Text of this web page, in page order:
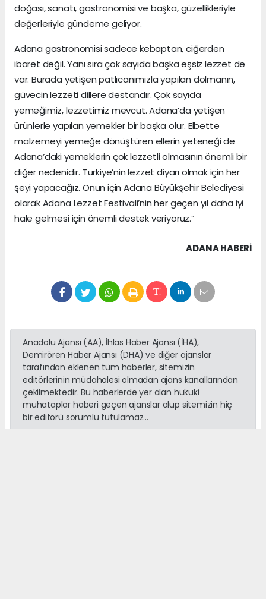
doğası, sanatı, gastronomisi ve başka, güzellikleriyle
değerleriyle gündeme geliyor.
Adana gastronomisi sadece kebaptan, ciğerden
ibaret değil. Yanı sıra çok sayıda başka eşsiz lezzet de
var. Burada yetişen patlıcanımızla yapılan dolmanın,
güvecin lezzeti dillere destandır. Çok sayıda
yemeğimiz, lezzetimiz mevcut. Adana’da yetişen
ürünlerle yapılan yemekler bir başka olur. Elbette
malzemeyi yemeğe dönüştüren ellerin yeteneği de
Adana’daki yemeklerin çok lezzetli olmasının önemli bir
diğer nedenidir. Türkiye’nin lezzet diyarı olmak için her
şeyi yapacağız. Onun için Adana Büyükşehir Belediyesi
olarak Adana Lezzet Festivali’nin her geçen yıl daha iyi
hale gelmesi için önemli destek veriyoruz.”
ADANA HABERİ
Anadolu Ajansı (AA), İhlas Haber Ajansı (İHA),
Demirören Haber Ajansı (DHA) ve diğer ajanslar
tarafından eklenen tüm haberler, sitemizin
editörlerinin müdahalesi olmadan ajans kanallarından
çekilmektedir. Bu haberlerde yer alan hukuki
muhataplar haberi geçen ajanslar olup sitemizin hiç
bir editörü sorumlu tutulamaz...